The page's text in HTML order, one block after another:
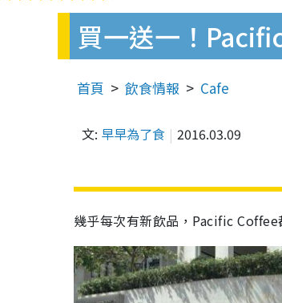
買一送一！
首頁 飲食情報 Cafe
文: 早早為了食 2016.03.09
幾乎每次有新飲品，Pacific Coffee